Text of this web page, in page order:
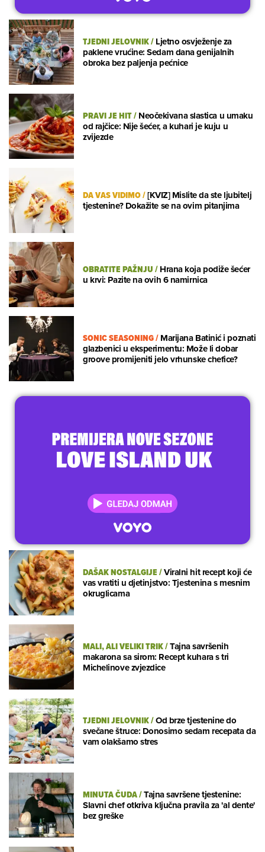
TJEDNI JELOVNIK/Ljetno osvježenje za
paklene vrućine: Sedam dana genijalnih
obroka bez paljenja pećnice
PRAVI JE HIT/Neočekivana slastica u umaku
od rajčice: Nije šećer, a kuhari je kuju u
zvijezde
DA VAS VIDIMO/[KVIZ] Mislite da ste ljubitelj
tjestenine? Dokažite se na ovim pitanjima
OBRATITE PAŽNJU/Hrana koja podiže šećer
u krvi: Pazite na ovih 6 namirnica
SONIC SEASONING/Marijana Batinić i poznati
glazbenici u eksperimentu: Može li dobar
groove promijeniti jelo vrhunske chefice?
DAŠAK NOSTALGIJE/Viralni hit recept koji će
vas vratiti u djetinjstvo: Tjestenina s mesnim
okruglicama
MALI, ALI VELIKI TRIK/Tajna savršenih
makarona sa sirom: Recept kuhara s tri
Michelinove zvjezdice
TJEDNI JELOVNIK/Od brze tjestenine do
svečane štruce: Donosimo sedam recepata da
vam olakšamo stres
MINUTA ČUDA/Tajna savršene tjestenine:
Slavni chef otkriva ključna pravila za 'al dente'
bez greške